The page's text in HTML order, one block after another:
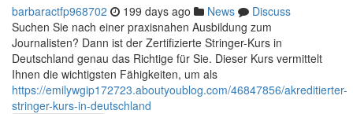
barbaractfp968702 199 days ago News
Discuss
Suchen Sie nach einer praxisnahen Ausbildung zum
Journalisten? Dann ist der Zertifizierte Stringer-Kurs in
Deutschland genau das Richtige für Sie. Dieser Kurs vermittelt
Ihnen die wichtigsten Fähigkeiten, um als
https://emilywgip172723.aboutyoublog.com/46847856/akreditierter-
stringer-kurs-in-deutschland